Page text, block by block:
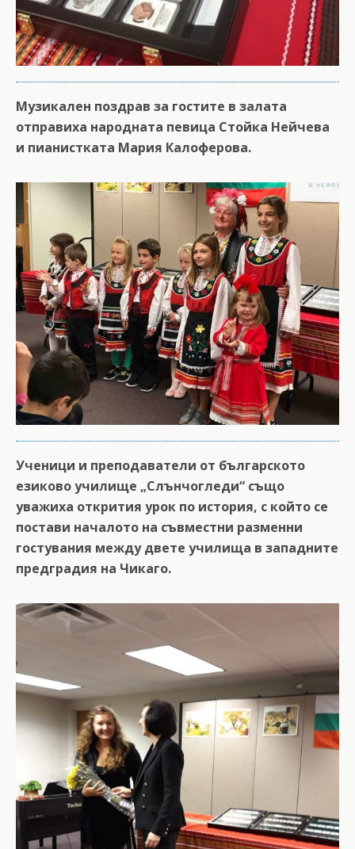
Музикален поздрав за гостите в залата
отправиха народната певица Стойка Нейчева
и пианистката Мария Калоферова.
Ученици и преподаватели от българското
езиково училище „Слънчогледи“ също
уважиха открития урок по история, с който се
постави началото на съвместни разменни
гостувания между двете училища в западните
предградия на Чикаго.